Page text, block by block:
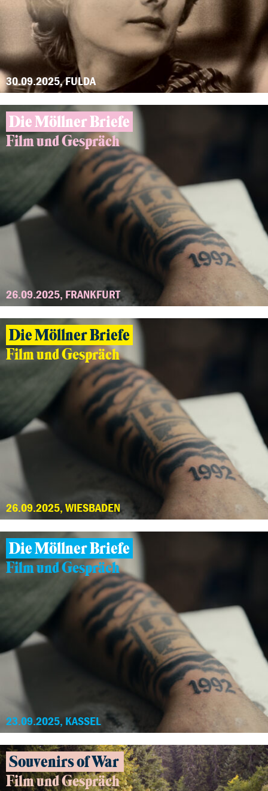
30.09.2025, FULDA
Die Möllner Briefe
Film und Gespräch
26.09.2025, FRANKFURT
Die Möllner Briefe
Film und Gespräch
26.09.2025, WIESBADEN
Die Möllner Briefe
Film und Gespräch
23.09.2025, KASSEL
Souvenirs of War
Film und Gespräch